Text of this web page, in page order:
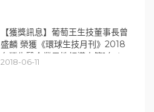
【獲獎訊息】葡萄王生技董事長曾
盛麟 榮獲《環球生技月刊》2018
台灣生醫企業男性領導人第1名！
2018-06-11